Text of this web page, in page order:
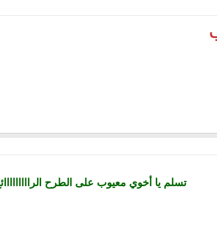
تسلم يا أخوي معيوب على الطرح